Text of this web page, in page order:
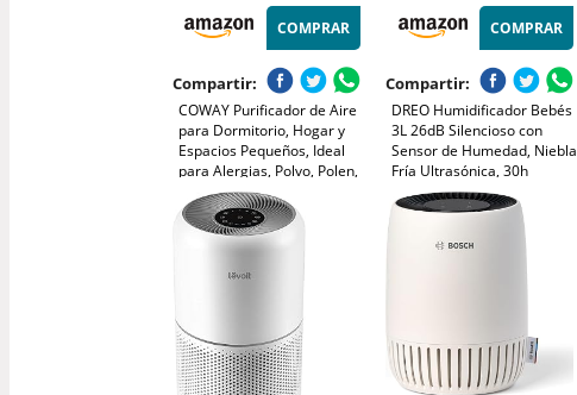
COMPRAR
Compartir:
COWAY Purificador de Aire
para Dormitorio, Hogar y
Espacios Pequeños, Ideal
para Alergias, Polvo, Polen,
Mascotas y Olores, Ultra
Silencioso 18,4 dB, Gran
Rendimiento CADR 120,1
m³/h (Airmega 50)
COMPRAR
Compartir:
DREO Humidificador Bebés
3L 26dB Silencioso con
Sensor de Humedad, Niebla
Fría Ultrasónica, 30h
Autonomía, Boquilla 360°,
Luz Ambiental, Difusor de
Aceites Esenciales, Negro